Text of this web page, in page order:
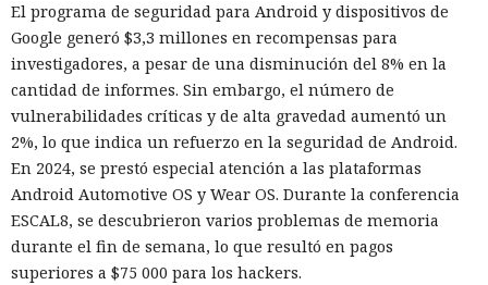
El programa de seguridad para Android y dispositivos de
Google generó $3,3 millones en recompensas para
investigadores, a pesar de una disminución del 8% en la
cantidad de informes. Sin embargo, el número de
vulnerabilidades críticas y de alta gravedad aumentó un
2%, lo que indica un refuerzo en la seguridad de Android.
En 2024, se prestó especial atención a las plataformas
Android Automotive OS y Wear OS. Durante la conferencia
ESCAL8, se descubrieron varios problemas de memoria
durante el fin de semana, lo que resultó en pagos
superiores a $75 000 para los hackers.